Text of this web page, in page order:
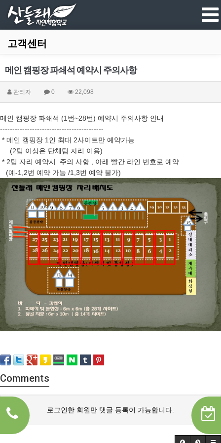
고객센터
메인 캠핑장 파쇄석 예약시 주의사항
관리자 0 22,098
메인 캠핑장 파쇄석 (1번~28번) 예약시 주의사항 안내
------------------------------------------
* 메인 캠핑장 1인 최대 2사이트만 예약가능
(2팀 이상은 단체팀 자리 이용)
* 2팀 자리 예약시 주의 사항 , 아래 빨간 라인 번호로 예약
(예-1,2번 예약 가능 /1,3번 예약 불가)
Comments
로그인한 회원만 댓글 등록이 가능합니다.